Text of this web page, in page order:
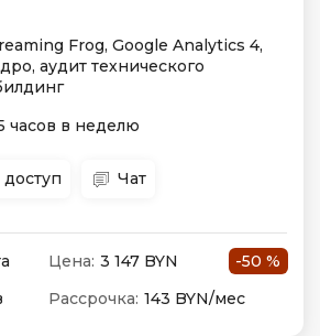
Frog, Google Analytics 4,
аудит технического
часов в неделю
Чат
Цена: 3 147 BYN
-50 %
Рассрочка: 143 BYN/мес